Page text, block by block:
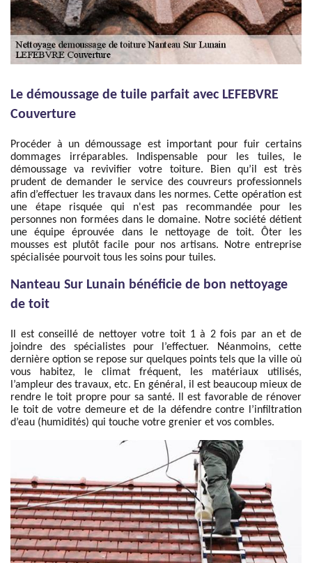
Le démoussage de tuile parfait avec LEFEBVRE
Couverture
Procéder à un démoussage est important pour fuir certains
dommages irréparables. Indispensable pour les tuiles, le
démoussage va revivifier votre toiture. Bien qu’il est très
prudent de demander le service des couvreurs professionnels
afin d’effectuer les travaux dans les normes. Cette opération est
une étape risquée qui n'est pas recommandée pour les
personnes non formées dans le domaine. Notre société détient
une équipe éprouvée dans le nettoyage de toit. Ôter les
mousses est plutôt facile pour nos artisans. Notre entreprise
spécialisée pourvoit tous les soins pour tuiles.
Nanteau Sur Lunain bénéficie de bon nettoyage
de toit
Il est conseillé de nettoyer votre toit 1 à 2 fois par an et de
joindre des spécialistes pour l’effectuer. Néanmoins, cette
dernière option se repose sur quelques points tels que la ville où
vous habitez, le climat fréquent, les matériaux utilisés,
l’ampleur des travaux, etc. En général, il est beaucoup mieux de
rendre le toit propre pour sa santé. Il est favorable de rénover
le toit de votre demeure et de la défendre contre l’infiltration
d’eau (humidités) qui touche votre grenier et vos combles.